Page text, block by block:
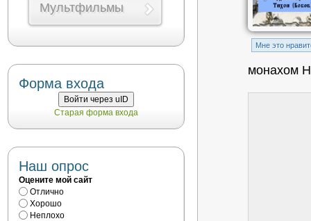
Mне это
монахом
Мультфильмы
Форма входа
Войти через uID
Старая форма входа
Наш опрос
Оцените мой сайт
Отлично
Хорошо
Неплохо